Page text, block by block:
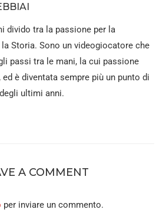
divido tra la passione per la
Storia. Sono un videogiocatore che
passi tra le mani, la cui passione
è diventata sempre più un punto di
ultimi anni.
A COMMENT
per inviare un commento.